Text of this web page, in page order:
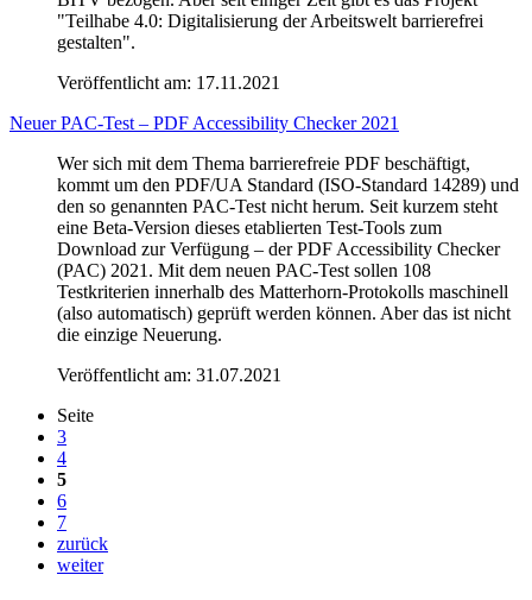
"Teilhabe 4.0: Digitalisierung der Arbeitswelt barrierefrei
gestalten".
Veröffentlicht am: 17.11.2021
Neuer PAC-Test – PDF Accessibility Checker 2021
Wer sich mit dem Thema barrierefreie PDF beschäftigt,
kommt um den PDF/UA Standard (ISO-Standard 14289) und
den so genannten PAC-Test nicht herum. Seit kurzem steht
eine Beta-Version dieses etablierten Test-Tools zum
Download zur Verfügung – der PDF Accessibility Checker
(PAC) 2021. Mit dem neuen PAC-Test sollen 108
Testkriterien innerhalb des Matterhorn-Protokolls maschinell
(also automatisch) geprüft werden können. Aber das ist nicht
die einzige Neuerung.
Veröffentlicht am: 31.07.2021
Seite
3
4
5
6
7
zurück
weiter